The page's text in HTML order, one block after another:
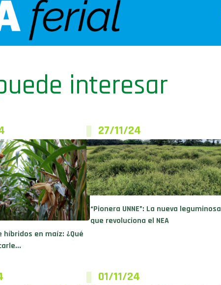
interesar
híbridos en maíz: ¿Qué
27/11/24
“Pionera UNNE”: La nueva leguminosa
que revoluciona el NEA
01/11/24